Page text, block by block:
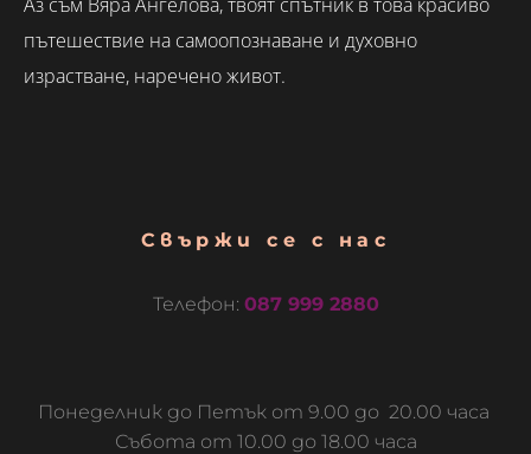
пътешествие на самоопознаване и духовно
израстване, наречено живот.
Свържи се с нас
Телефон: 087 999 2880
Понеделник до Петък от 9.00 до 20.00 часа
Събота от 10.00 до 18.00 часа